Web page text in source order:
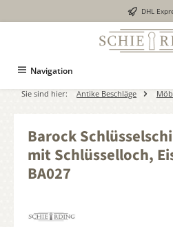
DHL
Navigation
Sie sind hier: Antike Beschläge
Barock
mit Schlüsselloch,
BA027